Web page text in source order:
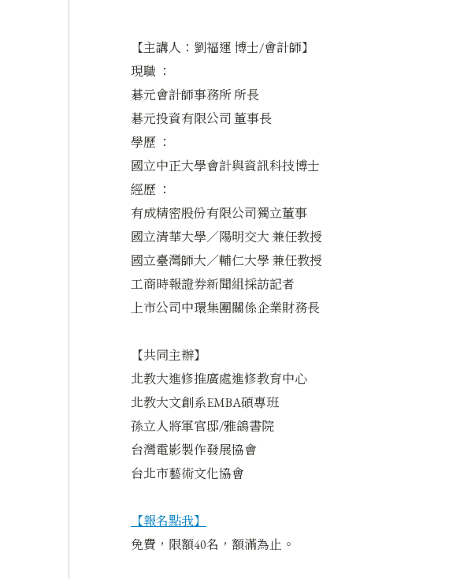
【主講人：劉福運 博士/會計師】
現職 ：
碁元會計師事務所 所長
碁元投資有限公司 董事長
學歷 ：
國立中正大學會計與資訊科技博士
經歷 ：
有成精密股份有限公司獨立董事
國立清華大學／陽明交大 兼任教授
國立臺灣師大／輔仁大學 兼任教授
工商時報證券新聞組採訪記者
上市公司中環集團關係企業財務長
【共同主辦】
北教大進修推廣處進修教育中心
北教大文創系EMBA碩專班
孫立人將軍官邸/雅鴿書院
台灣電影製作發展協會
台北市藝術文化協會
【報名點我】
免費，限額40名，額滿為止。